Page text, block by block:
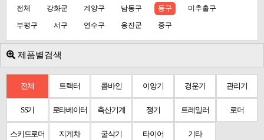
전체 강화군 계양구 남동구 동구 미추홀구
부평구 서구 연수구 옹진군 중구
제품별검색
전체 트랙터 콤바인 이앙기 경운기 관리기
SS기 로타베이터 축산기계 쟁기 트레일러 로더
스키드로더 지게차 굴삭기 타이어 기타